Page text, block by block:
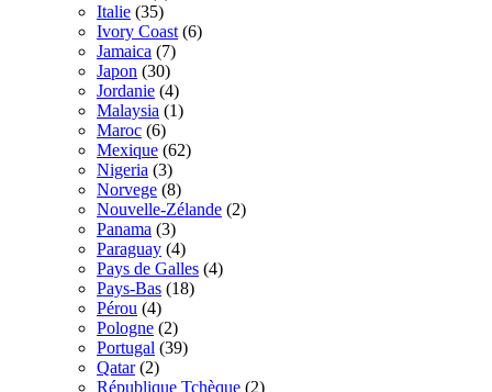
Italie (35)
Ivory Coast (6)
Jamaica (7)
Japon (30)
Jordanie (4)
Malaysia (1)
Maroc (6)
Mexique (62)
Nigeria (3)
Norvege (8)
Nouvelle-Zélande (2)
Panama (3)
Paraguay (4)
Pays de Galles (4)
Pays-Bas (18)
Pérou (4)
Pologne (2)
Portugal (39)
Qatar (2)
République Tchèque (2)